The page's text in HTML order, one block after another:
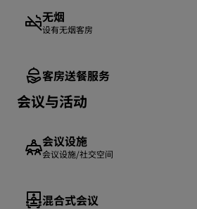
无烟
设有无烟客房
客房送餐服务
会议与活动
会议设施
会议设施/社交空间
混合式会议